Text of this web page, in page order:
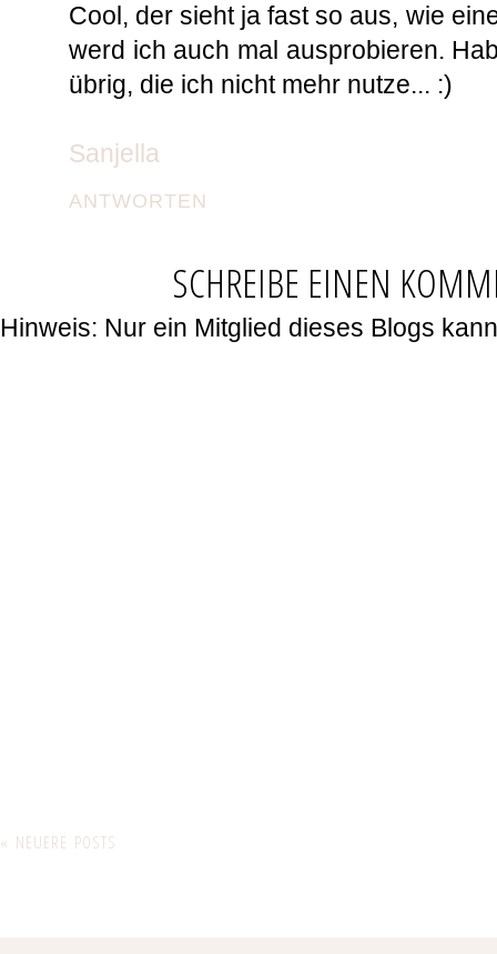
Cool, der sieht ja fast so aus, wie
werd ich auch mal ausprobieren.
übrig, die ich nicht mehr nutze... :)
Sanjella
ANTWORTEN
SCHREIBE EINEN
Hinweis: Nur ein Mitglied dieses Blogs
« NEUERE POSTS